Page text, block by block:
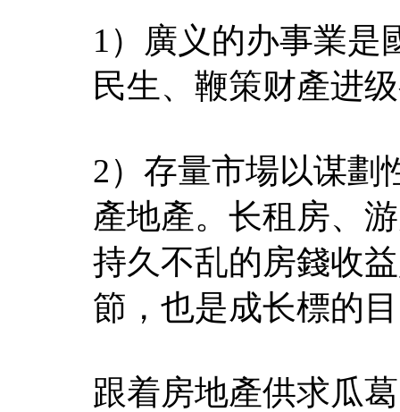
1）廣义的办事業是
民生、鞭策财產进
2）存量市場以谋劃
產地產。长租房、
持久不乱的房錢收
節，也是成长標的
跟着房地產供求瓜